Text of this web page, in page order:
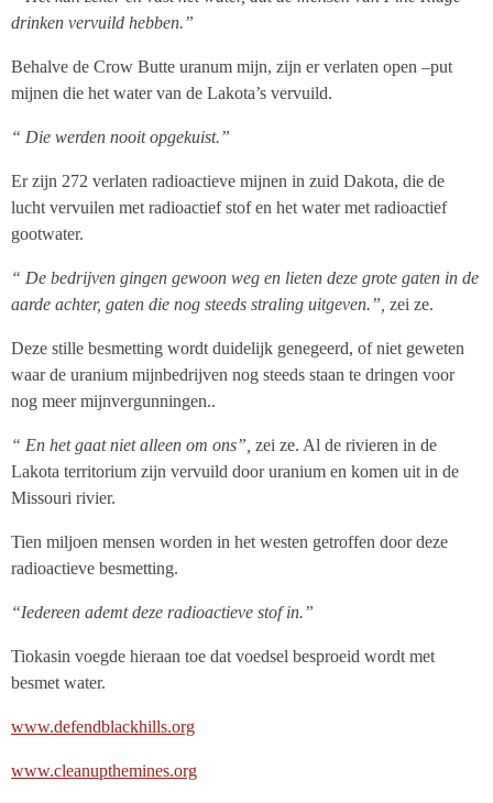
drinken vervuild hebben.”
Behalve de Crow Butte uranum mijn, zijn er verlaten open –put
mijnen die het water van de Lakota’s vervuild.
“ Die werden nooit opgekuist.”
Er zijn 272 verlaten radioactieve mijnen in zuid Dakota, die de
lucht vervuilen met radioactief stof en het water met radioactief
gootwater.
“ De bedrijven gingen gewoon weg en lieten deze grote gaten in de
aarde achter, gaten die nog steeds straling uitgeven.”, zei ze.
Deze stille besmetting wordt duidelijk genegeerd, of niet geweten
waar de uranium mijnbedrijven nog steeds staan te dringen voor
nog meer mijnvergunningen..
“ En het gaat niet alleen om ons”, zei ze. Al de rivieren in de
Lakota territorium zijn vervuild door uranium en komen uit in de
Missouri rivier.
Tien miljoen mensen worden in het westen getroffen door deze
radioactieve besmetting.
“Iedereen ademt deze radioactieve stof in.”
Tiokasin voegde hieraan toe dat voedsel besproeid wordt met
besmet water.
www.defendblackhills.org
www.cleanupthemines.org